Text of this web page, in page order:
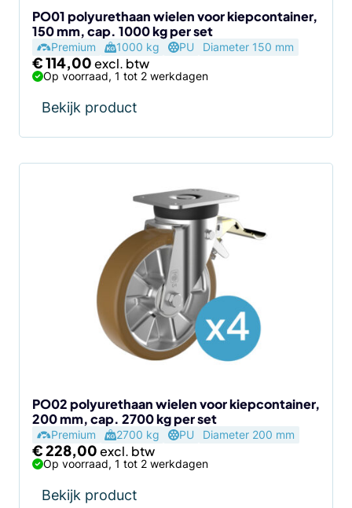
PO01 polyurethaan wielen voor kiepcontainer,
150 mm, cap. 1000 kg per set
Premium 1000 kg PU Diameter 150 mm
€114,00
Op voorraad, 1 tot 2 werkdagen
Bekijk product
PO02 polyurethaan wielen voor kiepcontainer,
200 mm, cap. 2700 kg per set
Premium 2700 kg PU Diameter 200 mm
€228,00
Op voorraad, 1 tot 2 werkdagen
Bekijk product